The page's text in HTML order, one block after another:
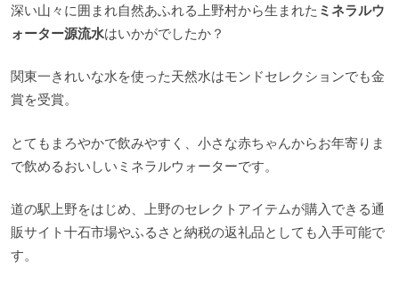
深い山々に囲まれ自然あふれる上野村から生まれた ミネラルウ
ォーター源流水はいかがでしたか？
関東一きれいな水を使った天然水はモンドセレクションでも金
賞を受賞。
とてもまろやかで飲みやすく、小さな赤ちゃんからお年寄りま
で飲めるおいしいミネラルウォーターです。
道の駅上野をはじめ、上野のセレクトアイテムが購入できる通
販サイト十石市場やふるさと納税の返礼品としても入手可能で
す。